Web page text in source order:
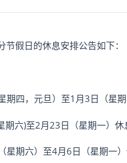
节假日的休息安排公告如下：
期四，元旦）至1 月3日（星
期六)至2月23日（星期一）休
星期六）至4月6日（星期一